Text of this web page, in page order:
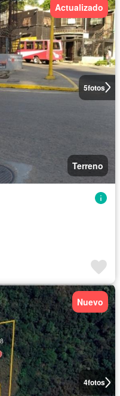
5fotos
Actualizado
Terreno
4fotos
Nuevo